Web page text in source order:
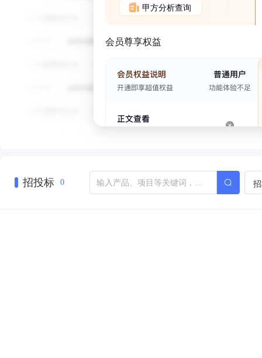
甲方分析查询
会员尊享权益
招投标 0